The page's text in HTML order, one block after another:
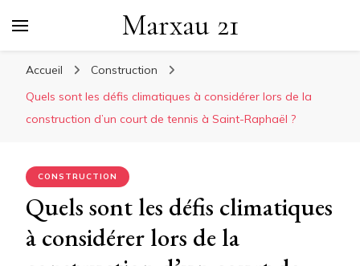
Marxau 21
Accueil
Construction
Quels sont les défis climatiques à considérer lors de la
construction d’un court de tennis à Saint-Raphaël ?
CONSTRUCTION
Quels sont les défis climatiques
à considérer lors de la